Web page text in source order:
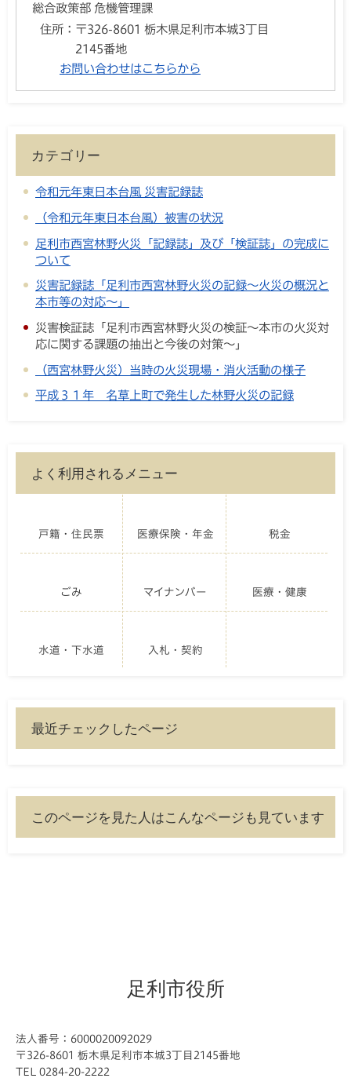
総合政策部 危機管理課
住所： 〒326-8601 栃木県足利市本城3丁目
2145番地
お問い合わせはこちらから
カテゴリー
令和元年東日本台風 災害記録誌
（令和元年東日本台風）被害の状況
足利市西宮林野火災「記録誌」及び「検証誌」の完成に
ついて
災害記録誌「足利市西宮林野火災の記録～火災の概況と
本市等の対応～」
災害検証誌「足利市西宮林野火災の検証～本市の火災対
応に関する課題の抽出と今後の対策～」
（西宮林野火災）当時の火災現場・消火活動の様子
平成３１年 名草上町で発生した林野火災の記録
よく利用されるメニュー
戸籍・住民票 医療保険・年金 税金
ごみ マイナンバー 医療・健康
水道・下水道 入札・契約
最近チェックしたページ
このページを見た人はこんなページも見ています
足利市役所
法人番号：6000020092029
〒326-8601 栃木県足利市本城3丁目2145番地
TEL 0284-20-2222